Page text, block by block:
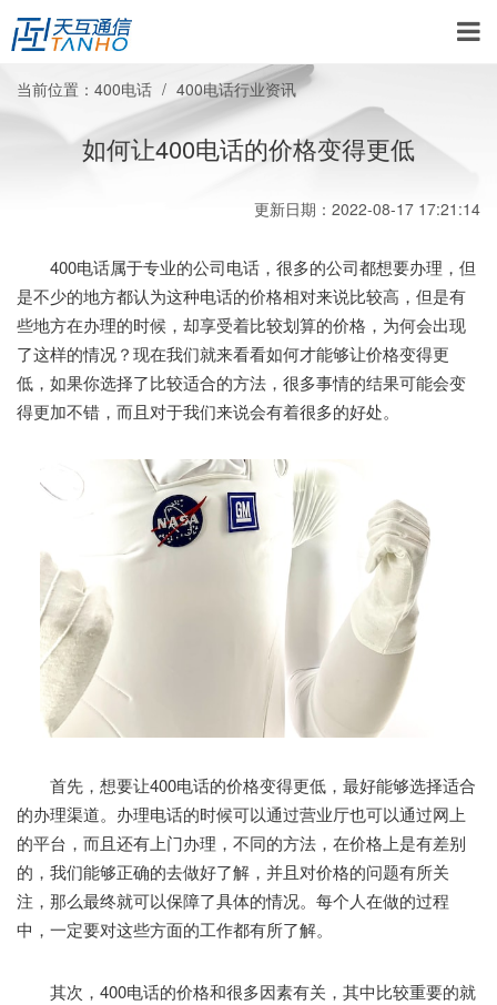
当前位置： 400电话 400电话行业资讯
如何让400电话的价格变得更低
更新日期：2022-08-17 17:21:14
400电话属于专业的公司电话，很多的公司都想要办理，但
是不少的地方都认为这种电话的价格相对来说比较高，但是有
些地方在办理的时候，却享受着比较划算的价格，为何会出现
了这样的情况？现在我们就来看看如何才能够让价格变得更
低，如果你选择了比较适合的方法，很多事情的结果可能会变
得更加不错，而且对于我们来说会有着很多的好处。
首先，想要让400电话的价格变得更低，最好能够选择适合
的办理渠道。办理电话的时候可以通过营业厅也可以通过网上
的平台，而且还有上门办理，不同的方法，在价格上是有差别
的，我们能够正确的去做好了解，并且对价格的问题有所关
注，那么最终就可以保障了具体的情况。每个人在做的过程
中，一定要对这些方面的工作都有所了解。
其次，400电话的价格和很多因素有关，其中比较重要的就